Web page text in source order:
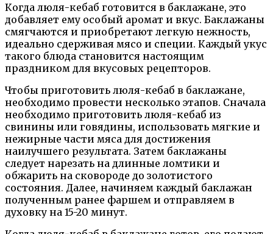
Когда люля-кебаб готовится в баклажане, это
добавляет ему особый аромат и вкус. Баклажаны
смягчаются и приобретают легкую нежность,
идеально сдерживая мясо и специи. Каждый укус
такого блюда становится настоящим
праздником для вкусовых рецепторов.
Чтобы приготовить люля-кебаб в баклажане,
необходимо провести несколько этапов. Сначала
необходимо приготовить люля-кебаб из
свинины или говядины, использовать мягкие и
нежирные части мяса для достижения
наилучшего результата. Затем баклажаны
следует нарезать на длинные ломтики и
обжарить на сковороде до золотистого
состояния. Далее, начиняем каждый баклажан
полученным ранее фаршем и отправляем в
духовку на 15-20 минут.